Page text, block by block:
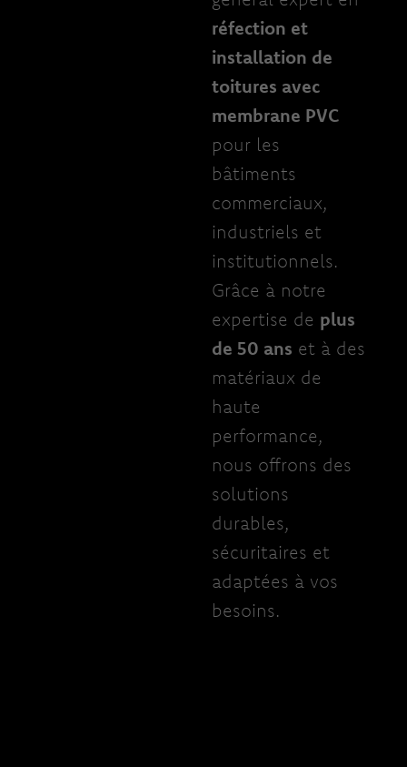
réfection et
installation de
toitures avec
membrane PVC
pour les
bâtiments
commerciaux,
industriels et
institutionnels.
Grâce à notre
expertise de plus
de 50 ans et à des
matériaux de
haute
performance,
nous offrons des
solutions
durables,
sécuritaires et
adaptées à vos
besoins.